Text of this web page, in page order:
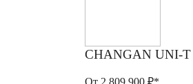
CHANGAN UNI-T
От 2 809 900 ₽*